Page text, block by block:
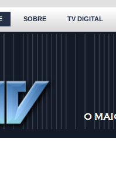
SOBRE TV DIGITAL